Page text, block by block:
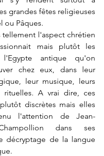
grandes fêtes religieuses
ou Pâques.
tellement l'aspect chrétien
mais plutôt les
antique qu'on
chez eux, dans leur
leur musique, leurs
rituelles. A vrai dire, ces
discrètes mais elles
l'attention de Jean-
dans ses
décryptage de la langue